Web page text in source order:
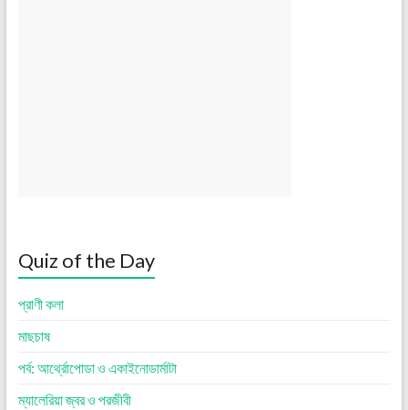
Quiz of the Day
প্রাণী কলা
মাছচাষ
পর্ব: আর্থ্রোপোডা ও একাইনোডার্মাটা
ম্যালেরিয়া জ্বর ও পরজীবী